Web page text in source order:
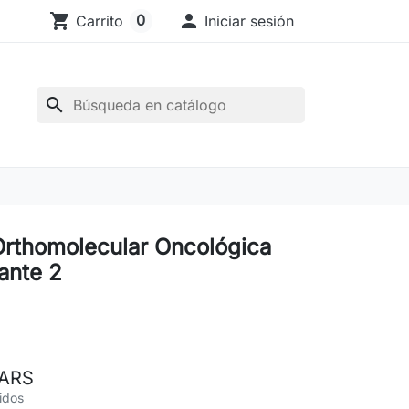
shopping_cart Carrito 0  Iniciar sesión
search
Oncológica
2